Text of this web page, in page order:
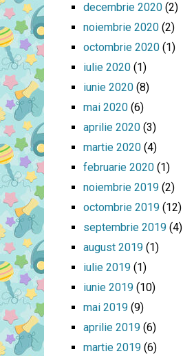
decembrie 2020(2)
noiembrie 2020(2)
octombrie 2020(1)
iulie 2020(1)
iunie 2020(8)
mai 2020(6)
aprilie 2020(3)
martie 2020(4)
februarie 2020(1)
noiembrie 2019(2)
octombrie 2019(12)
septembrie 2019(4)
august 2019(1)
iulie 2019(1)
iunie 2019(10)
mai 2019(9)
aprilie 2019(6)
martie 2019(6)